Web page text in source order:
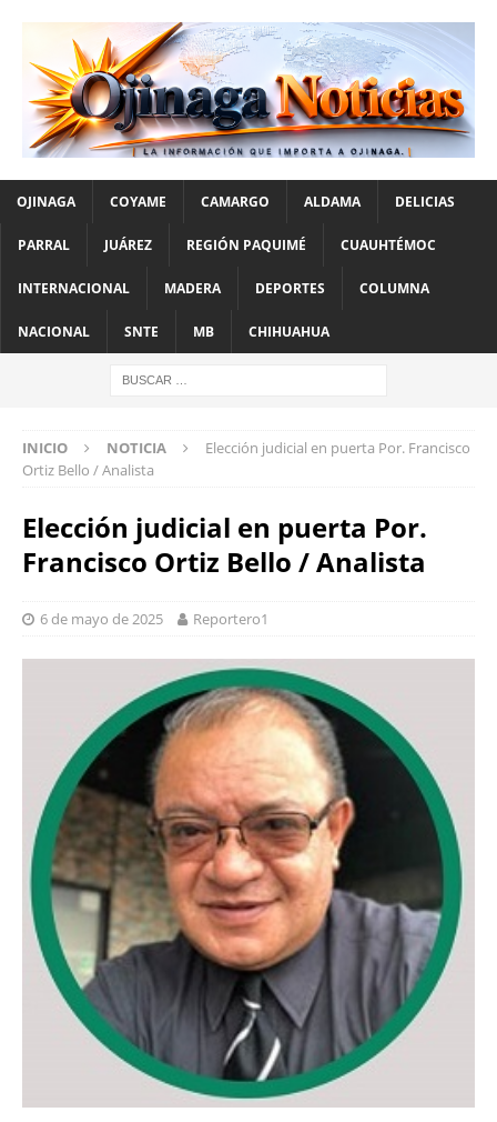
OJINAGA COYAME CAMARGO ALDAMA DELICIAS
PARRAL JUÁREZ REGIÓN PAQUIMÉ CUAUHTÉMOC
INTERNACIONAL MADERA DEPORTES COLUMNA
NACIONAL SNTE MB CHIHUAHUA
INICIO NOTICIA
Elección judicial en puerta Por. Francisco
Ortiz Bello / Analista
Elección judicial en puerta Por.
Francisco Ortiz Bello / Analista
6 de mayo de 2025 Reportero1